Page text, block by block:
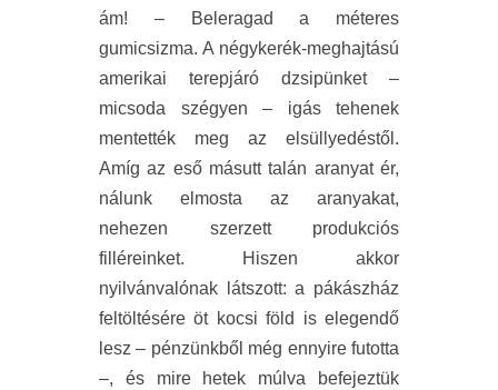
ám! – Beleragad a méteres
gumicsizma. A négykerék-meghajtású
amerikai terepjáró dzsipünket –
micsoda szégyen – igás tehenek
mentették meg az elsüllyedéstől.
Amíg az eső másutt talán aranyat ér,
nálunk elmosta az aranyakat,
nehezen szerzett produkciós
filléreinket. Hiszen akkor
nyilvánvalónak látszott: a pákászház
feltöltésére öt kocsi föld is elegendő
lesz – pénzünkből még ennyire futotta
–, és mire hetek múlva befejeztük